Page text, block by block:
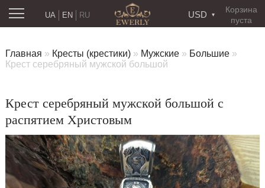
Корзина
пуста
USD
RU
UA EN
Главная » Кресты (крестики) » Мужские » Большие »
Крест серебряный мужской большой
Крест серебряный мужской большой с
распятием Христовым